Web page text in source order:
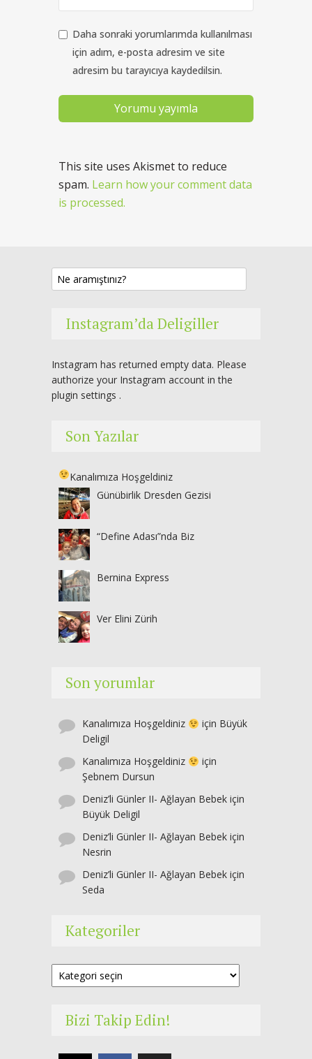
Daha sonraki yorumlarımda kullanılması
için adım, e-posta adresim ve site
adresim bu tarayıcıya kaydedilsin.
This site uses Akismet to reduce
spam. Learn how your comment data
is processed.
Instagram’da Deligiller
Instagram has returned empty data. Please
authorize your Instagram account in the
plugin settings .
Son Yazılar
Kanalımıza Hoşgeldiniz
Günübirlik Dresden Gezisi
“Define Adası”nda Biz
Bernina Express
Ver Elini Zürih
Son yorumlar
Kanalımıza Hoşgeldiniz için Büyük
Deligil
Kanalımıza Hoşgeldiniz
için
Şebnem Dursun
Deniz’li Günler II- Ağlayan Bebek için
Büyük Deligil
Deniz’li Günler II- Ağlayan Bebek için
Nesrin
Deniz’li Günler II- Ağlayan Bebek için
Seda
Kategoriler
Kategoriler
Bizi Takip Edin!